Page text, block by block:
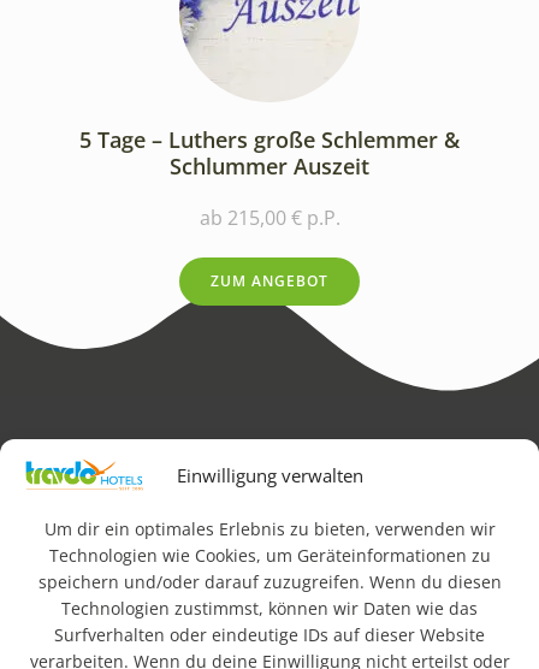
Einwilligung verwalten
Um dir ein optimales Erlebnis zu bieten, verwenden wir
Technologien wie Cookies, um Geräteinformationen zu
speichern und/oder darauf zuzugreifen. Wenn du diesen
Technologien zustimmst, können wir Daten wie das
Surfverhalten oder eindeutige IDs auf dieser Website
verarbeiten. Wenn du deine Einwilligung nicht erteilst oder
5 Tage – Luthers große Schlemmer &
Schlummer Auszeit
ab 215,00 € p.P.
ZUM ANGEBOT
Impressum AGB Datenschutz & Rechtliches
FAQ Newsletteranmeldung Barrierefreiheit
© 2026 Travdo Hotels & Resorts. Alle Rechte vorbehalten.